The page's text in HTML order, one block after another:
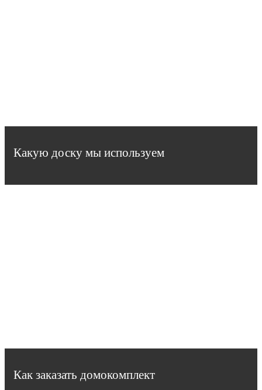
Какую доску мы используем
Как заказать домокомплект